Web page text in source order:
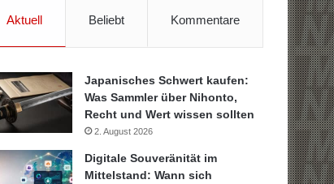
Aktuell Beliebt Kommentare
Japanisches Schwert kaufen:
Was Sammler über Nihonto,
Recht und Wert wissen sollten
2. August 2026
Digitale Souveränität im
Mittelstand: Wann sich